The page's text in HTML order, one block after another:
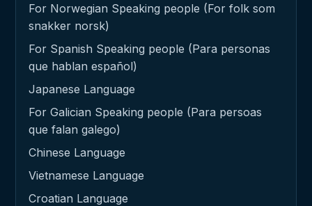
For Norwegian Speaking people (For folk som
snakker norsk)
For Spanish Speaking people (Para personas
que hablan español)
Japanese Language
For Galician Speaking people (Para persoas
que falan galego)
Chinese Language
Vietnamese Language
Croatian Language